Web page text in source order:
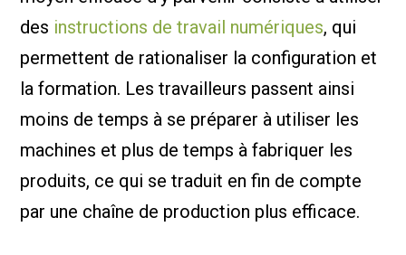
des instructions de travail numériques, qui
permettent de rationaliser la configuration et
la formation. Les travailleurs passent ainsi
moins de temps à se préparer à utiliser les
machines et plus de temps à fabriquer les
produits, ce qui se traduit en fin de compte
par une chaîne de production plus efficace.